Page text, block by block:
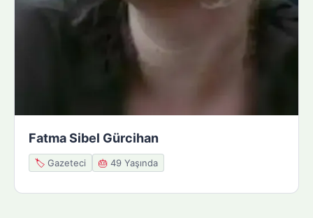
Fatma Sibel Gürcihan
🏷️ Gazeteci 🎂 49 Yaşında